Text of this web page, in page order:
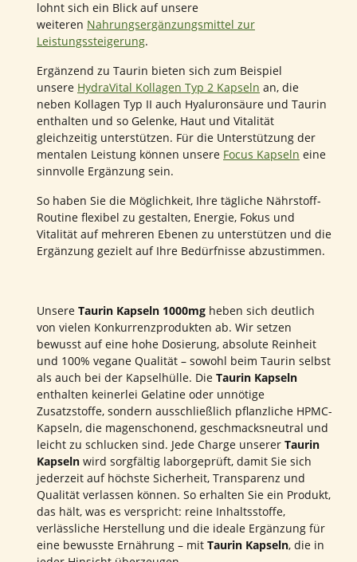
lohnt sich ein Blick auf unsere
weiteren Nahrungsergänzungsmittel zur
Leistungssteigerung.
Ergänzend zu Taurin bieten sich zum Beispiel
unsere HydraVital Kollagen Typ 2 Kapseln an, die
neben Kollagen Typ II auch Hyaluronsäure und Taurin
enthalten und so Gelenke, Haut und Vitalität
gleichzeitig unterstützen. Für die Unterstützung der
mentalen Leistung können unsere Focus Kapseln eine
sinnvolle Ergänzung sein.
So haben Sie die Möglichkeit, Ihre tägliche Nährstoff-
Routine flexibel zu gestalten, Energie, Fokus und
Vitalität auf mehreren Ebenen zu unterstützen und die
Ergänzung gezielt auf Ihre Bedürfnisse abzustimmen.
Unsere Taurin Kapseln 1000mg heben sich deutlich
von vielen Konkurrenzprodukten ab. Wir setzen
bewusst auf eine hohe Dosierung, absolute Reinheit
und 100% vegane Qualität – sowohl beim Taurin selbst
als auch bei der Kapselhülle. Die Taurin Kapseln
enthalten keinerlei Gelatine oder unnötige
Zusatzstoffe, sondern ausschließlich pflanzliche HPMC-
Kapseln, die magenschonend, geschmacksneutral und
leicht zu schlucken sind. Jede Charge unserer Taurin
Kapseln wird sorgfältig laborgeprüft, damit Sie sich
jederzeit auf höchste Sicherheit, Transparenz und
Qualität verlassen können. So erhalten Sie ein Produkt,
das hält, was es verspricht: reine Inhaltsstoffe,
verlässliche Herstellung und die ideale Ergänzung für
eine bewusste Ernährung – mit Taurin Kapseln, die in